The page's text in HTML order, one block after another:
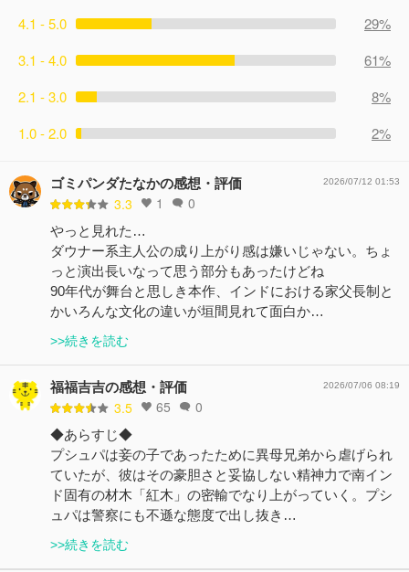
4.1 - 5.0
29%
3.1 - 4.0
61%
2.1 - 3.0
8%
1.0 - 2.0
2%
ゴミパンダたなかの感想・評価
3.3 1 0
2026/07/12 01:53
やっと見れた…
ダウナー系主人公の成り上がり感は嫌いじゃない。ちょ
っと演出長いなって思う部分もあったけどね
90年代が舞台と思しき本作、インドにおける家父長制と
かいろんな文化の違いが垣間見れて面白か…
>>続きを読む
福福吉吉の感想・評価
3.5 65 0
2026/07/06 08:19
◆あらすじ◆
プシュパは妾の子であったために異母兄弟から虐げられ
ていたが、彼はその豪胆さと妥協しない精神力で南イン
ド固有の材木「紅木」の密輸でなり上がっていく。プシ
ュパは警察にも不遜な態度で出し抜き…
>>続きを読む